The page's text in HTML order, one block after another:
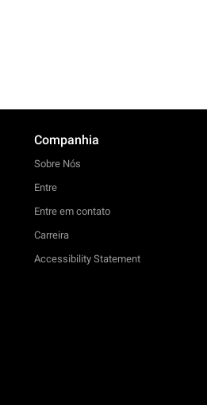
Companhia
Sobre Nós
Entre
Entre em contato
Carreira
Accessibility Statement